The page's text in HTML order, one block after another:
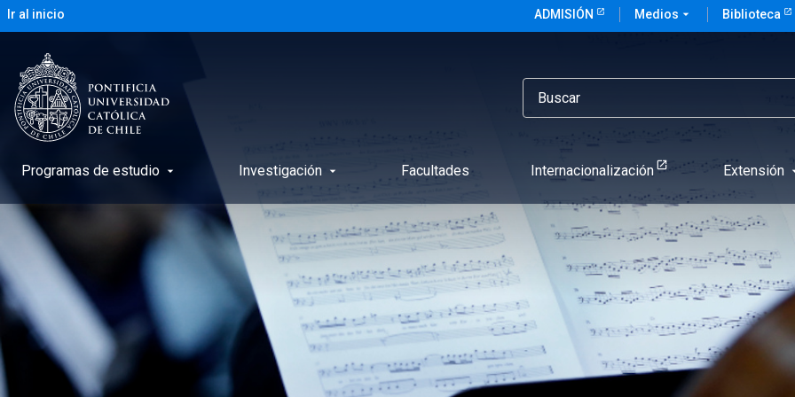
Ir al inicio ADMISIÓN Medios arrow_drop_down Biblioteca
Programas de estudio arrow_drop_down Investigación arrow_drop_down Facultades Internacionalización Extensión